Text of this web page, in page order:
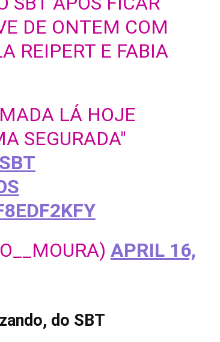
DE ONTEM COM
REIPERT E FABIA
LÁ HOJE
SEGURADA"
APRIL 16,
do SBT